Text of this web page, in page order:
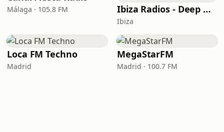
Málaga · 105.8 FM Ibiza Radios - Deep House
Ibiza
Loca FM Techno
Madrid
MegaStarFM
Madrid · 100.7 FM